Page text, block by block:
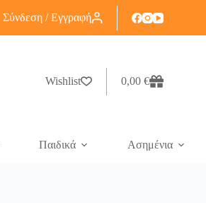
Σύνδεση / Εγγραφή
Wishlist 0,00 €
Παιδικά Ασημένια